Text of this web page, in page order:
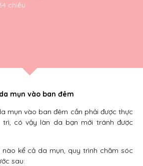
chiều
mụn vào ban đêm
mụn vào ban đêm cần phải được thực
trì, có vậy làn da bạn mới tránh được
kể cả da mụn, quy trình chăm sóc
sau: